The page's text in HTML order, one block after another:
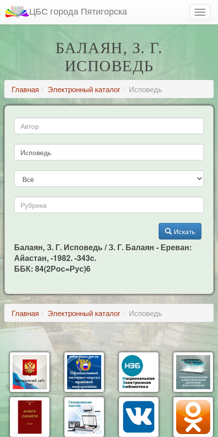
ЦБС города Пятигорска
БАЛАЯН, З. Г.
ИСПОВЕДЬ
Главная Электронный каталог Исповедь
Искать
Балаян, З. Г. Исповедь / З. Г. Балаян - Ереван:
Айастан, -1982. -343c.
ББК: 84(2Рос=Рус)6
Главная Электронный каталог Исповедь